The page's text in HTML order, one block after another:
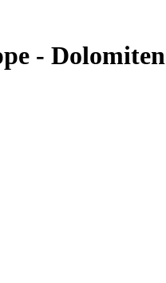
- Dolomiten